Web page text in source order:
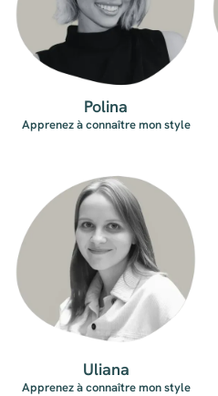
Polina
Apprenez à connaître mon style
Uliana
Apprenez à connaître mon style